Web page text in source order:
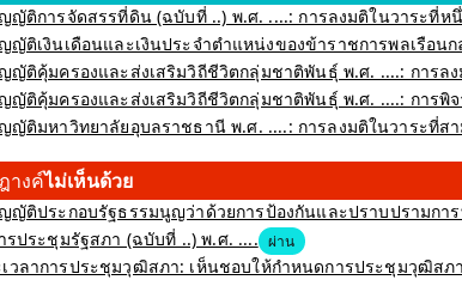
ญัติการจัดสรรที่ดิน (ฉบับที่ ..) พ.ศ. ....: การลงมติในวาระที่ห
ญัติเงินเดือนและเงินประจำตำแหน่งของข้าราชการพลเรือน
ญัติคุ้มครองและส่งเสริมวิถีชีวิตกลุ่มชาติพันธุ์ พ.ศ. ....: การลง
ญัติคุ้มครองและส่งเสริมวิถีชีวิตกลุ่มชาติพันธุ์ พ.ศ. ....: การ
ญัติมหาวิทยาลัยอุบลราชธานี พ.ศ. ....: การลงมติในวาระที่
างค์ไม่เห็นด้วย
ญัติประกอบรัฐธรรมนูญว่าด้วยการป้องกันและปราบปรามก
รประชุมรัฐสภา (ฉบับที่ ..) พ.ศ. .... ผ่าน
วลาการประชุมวุฒิสภา: เห็นชอบให้กำหนดการประชุมวุฒิสภ